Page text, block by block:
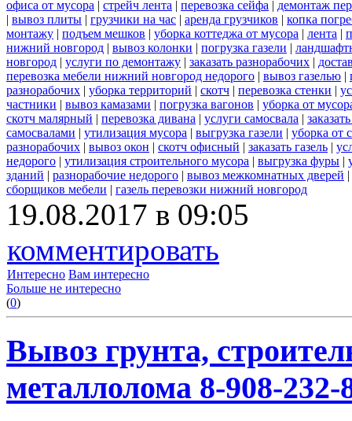
офиса от мусора | стрейч лента | перевозка сейфа | демонтаж
| вывоз плиты | грузчики на час | аренда грузчиков | копка
монтажу | подъем мешков | уборка коттеджа от мусора | лента |
нижний новгород | вывоз колонки | погрузка газели |
новгород | услуги по демонтажу | заказать разнорабочих |
перевозка мебели нижний новгород недорого | вывоз газелью |
разнорабочих | уборка территорий | скотч | перевозка стенки |
частники | вывоз камазами | погрузка вагонов | уборка от
скотч малярный | перевозка дивана | услуги самосвала |
самосвалами | утилизация мусора | выгрузка газели | уборка от
разнорабочих | вывоз окон | скотч офисный | заказать газель |
недорого | утилизация строительного мусора | выгрузка фуры |
зданий | разнорабочие недорого | вывоз межкомнатных дверей |
сборщиков мебели | газель перевозки нижний новгород
19.08.2017 в 09:05
комментировать
Интересно Вам интересно
Больше не интересно
(0)
Вывоз грунта,
металлолома 8-908-232-